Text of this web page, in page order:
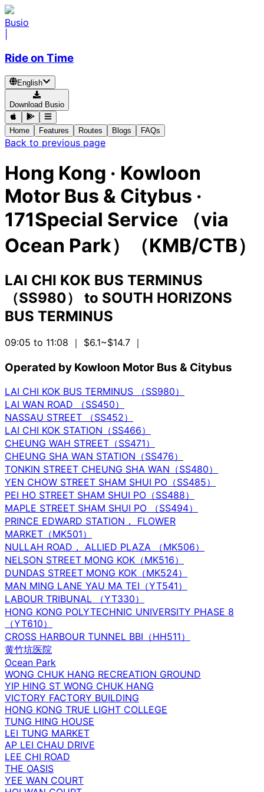
Busio
Ride on Time
English
Download Busio
Home Features Routes Blogs FAQs
Back to previous page
Hong Kong · Kowloon
Motor Bus & Citybus ·
171Special Service （via
Ocean Park）（KMB/CTB）
LAI CHI KOK BUS TERMINUS
（SS980）
to SOUTH HORIZONS
BUS TERMINUS
09:05 to 11:08 ｜ $6.1~$14.7 ｜
Operated by Kowloon Motor Bus & Citybus
LAI CHI KOK BUS TERMINUS （SS980）
LAI WAN ROAD （SS450）
NASSAU STREET （SS452）
LAI CHI KOK STATION（SS466）
CHEUNG WAH STREET（SS471）
CHEUNG SHA WAN STATION（SS476）
TONKIN STREET CHEUNG SHA WAN（SS480）
YEN CHOW STREET SHAM SHUI PO（SS485）
PEI HO STREET SHAM SHUI PO（SS488）
MAPLE STREET SHAM SHUI PO （SS494）
PRINCE EDWARD STATION， FLOWER
MARKET（MK501）
NULLAH ROAD， ALLIED PLAZA （MK506）
NELSON STREET MONG KOK（MK516）
DUNDAS STREET MONG KOK（MK524）
MAN MING LANE YAU MA TEI（YT541）
LABOUR TRIBUNAL （YT330）
HONG KONG POLYTECHNIC UNIVERSITY PHASE 8
（YT610）
CROSS HARBOUR TUNNEL BBI（HH511）
黄竹坑医院
Ocean Park
WONG CHUK HANG RECREATION GROUND
YIP HING ST WONG CHUK HANG
VICTORY FACTORY BUILDING
HONG KONG TRUE LIGHT COLLEGE
TUNG HING HOUSE
LEI TUNG MARKET
AP LEI CHAU DRIVE
LEE CHI ROAD
THE OASIS
YEE WAN COURT